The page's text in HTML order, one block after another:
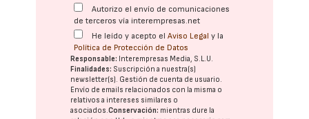
Autorizo el envío de comunicaciones
de terceros vía interempresas.net
He leído y acepto elAviso Legal y la
Política de Protección de Datos
Responsable: Interempresas Media, S.L.U.
Finalidades: Suscripción a nuestra(s)
newsletter(s). Gestión de cuenta de usuario.
Envío de emails relacionados con la misma o
relativos a intereses similares o
asociados.Conservación: mientras dure la